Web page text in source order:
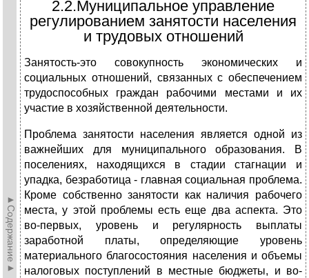
►Содержание►
2.2.Муниципальное управление
регулированием занятости населения
и трудовых отношений
Занятость-это совокупность экономических и
социальных отношений, связанных с обеспечением
трудоспособных граждан рабочими местами и их
участие в хозяйственной деятельности.
Проблема занятости населения является одной из
важнейших для муниципального образования. В
поселениях, находящихся в стадии стагнации и
упадка, безработица - главная социальная проблема.
Кроме собственно занятости как наличия рабочего
места, у этой проблемы есть еще два аспекта. Это
во-первых, уровень и регулярность выплаты
заработной платы, определяющие уровень
материального благосостояния населения и объемы
налоговых поступлений в местные бюджеты, и во-